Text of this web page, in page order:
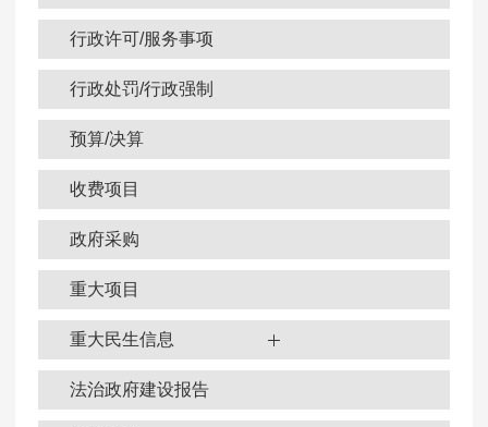
行政许可/服务事项
行政处罚/行政强制
预算/决算
收费项目
政府采购
重大项目
重大民生信息
法治政府建设报告